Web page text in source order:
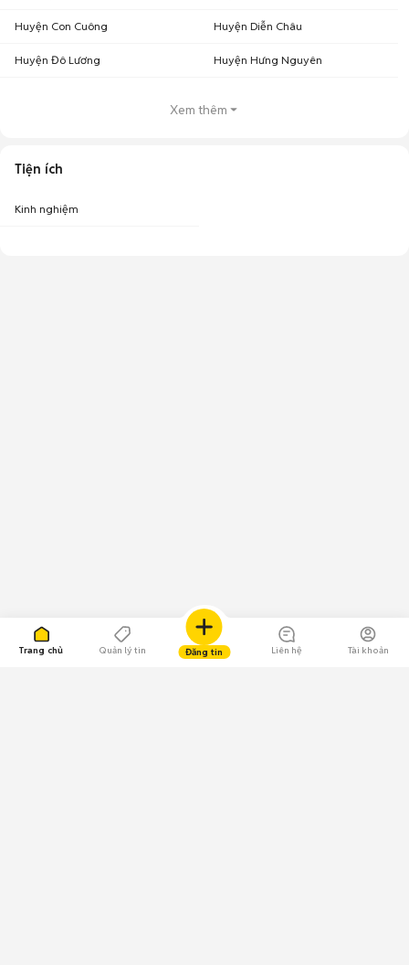
Trang chủ Quản lý tin Đăng tin Liên hệ Tài khoản
Huyện Con Cuông Huyện Diễn Châu
Huyện Đô Lương Huyện Hưng Nguyên
Xem thêm
Tiện ích
Kinh nghiệm